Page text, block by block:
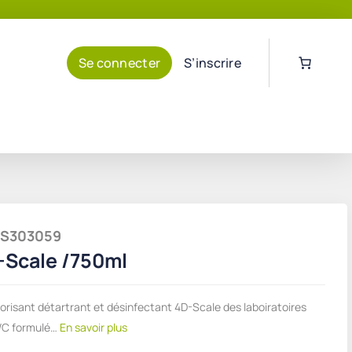
Se connecter S’inscrire
Scale /750ml
détartrant et désinfectant 4D-Scale des laboiratoires
formulé… En savoir plus